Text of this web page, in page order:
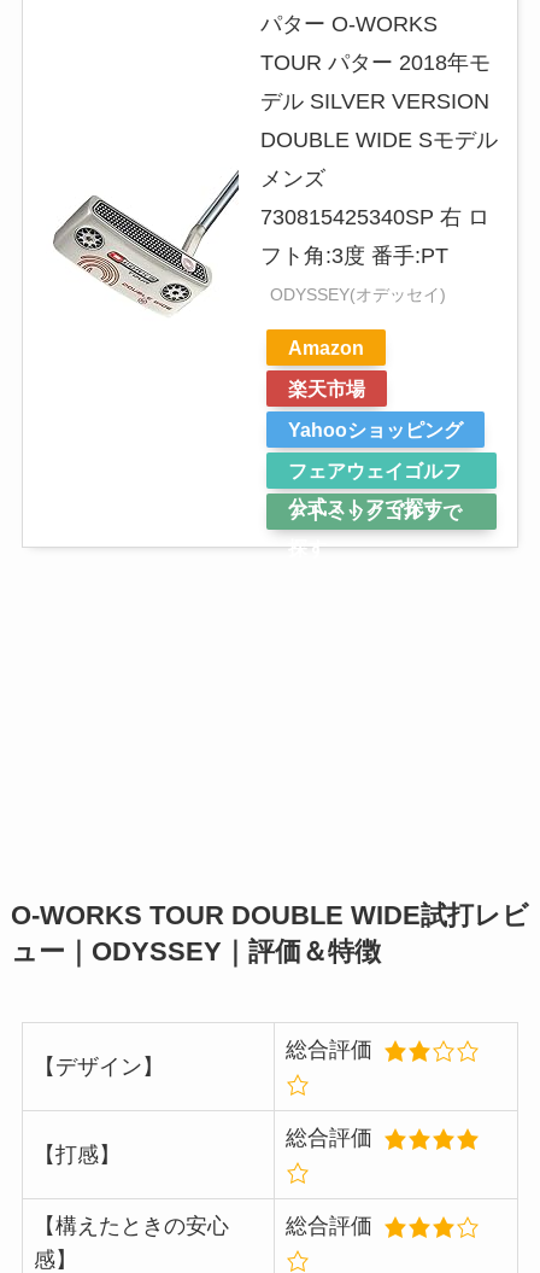
パター O-WORKS
TOUR パター 2018年モ
デル SILVER VERSION
DOUBLE WIDE Sモデル
メンズ
730815425340SP 右 ロ
フト角:3度 番手:PT
ODYSSEY(オデッセイ)
Amazon
楽天市場
Yahooショッピング
フェアウェイゴルフ
公式ストアで探す
アトミックゴルフで
探す
O-WORKS TOUR DOUBLE WIDE試打レビ
ュー｜ODYSSEY｜評価＆特徴
【デザイン】
総合評価
【打感】
総合評価
【構えたときの安心
感】
総合評価